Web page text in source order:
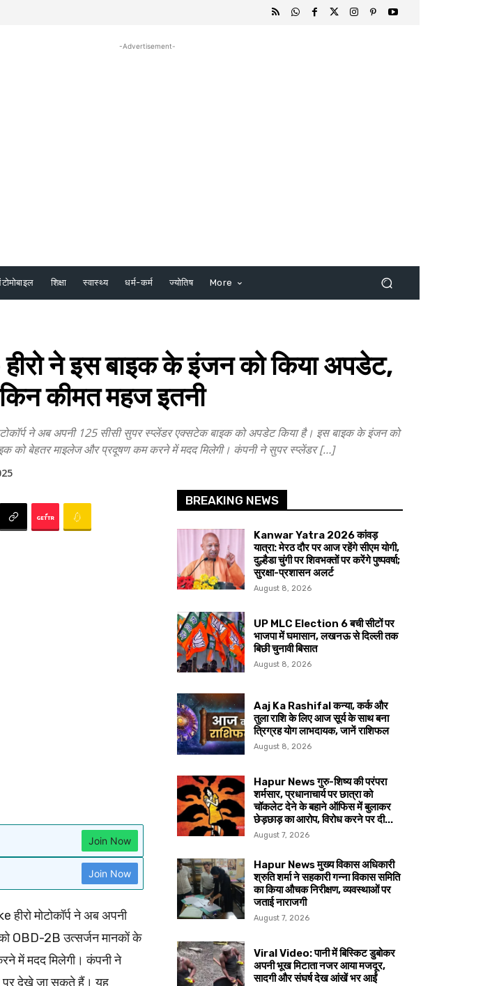
-Advertisement-
शिक्षा स्वास्थ्य धर्म-कर्म ज्योतिष More
ने इस बाइक के इंजन को किया अपडेट,
कीमत महज इतनी
ने अब अपनी 125 सीसी सुपर स्प्लेंडर एक्सटेक बाइक को अपडेट किया है। इस बाइक के इंजन को
को बेहतर माइलेज और प्रदूषण कम करने में मदद मिलेगी। कंपनी ने सुपर स्प्लेंडर […]
Join Now
Join Now
मोटोकॉर्प ने अब अपनी
OBD-2B उत्सर्जन मानकों के
में मदद मिलेगी। कंपनी ने
पर देखे जा सकते हैं। यह
BREAKING NEWS
Kanwar Yatra 2026 कांवड़
यात्रा: मेरठ दौर पर आज रहेंगे सीएम योगी,
दुल्हैडा चुंगी पर शिवभक्तों पर करेंगे पुष्पवर्षा;
सुरक्षा-प्रशासन अलर्ट
August 8, 2026
UP MLC Election 6 बची सीटों पर
भाजपा में घमासान, लखनऊ से दिल्ली तक
बिछी चुनावी बिसात
August 8, 2026
Aaj Ka Rashifal कन्या, कर्क और
तुला राशि के लिए आज सूर्य के साथ बना
त्रिग्रह योग लाभदायक, जानें राशिफल
August 8, 2026
Hapur News गुरु-शिष्य की परंपरा
शर्मसार, प्रधानाचार्य पर छात्रा को
चॉकलेट देने के बहाने ऑफिस में बुलाकर
छेड़छाड़ का आरोप, विरोध करने पर दी...
August 7, 2026
Hapur News मुख्य विकास अधिकारी
श्रुति शर्मा ने सहकारी गन्ना विकास समिति
का किया औचक निरीक्षण, व्यवस्थाओं पर
जताई नाराजगी
August 7, 2026
Viral Video: पानी में बिस्किट डुबोकर
अपनी भूख मिटाता नजर आया मजदूर,
सादगी और संघर्ष देख आंखें भर आईं